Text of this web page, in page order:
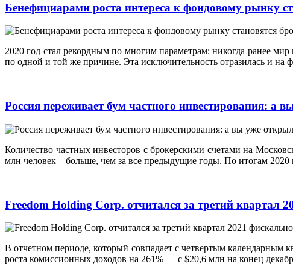
Бенефициарами роста интереса к фондовому рынку
2020 год стал рекордным по многим параметрам: никогда ранее
по одной и той же причине. Эта исключительность отразилась и
Россия переживает бум частного инвестирования:
Количество частных инвесторов c брокерскими счетами на
млн человек – больше, чем за все предыдущие годы. По итогам
Freedom Holding Corp. отчитался за третий квартал
В отчетном периоде, который совпадает с четвертым календарным
роста комиссионных доходов на 261% — с $20,6 млн на конец